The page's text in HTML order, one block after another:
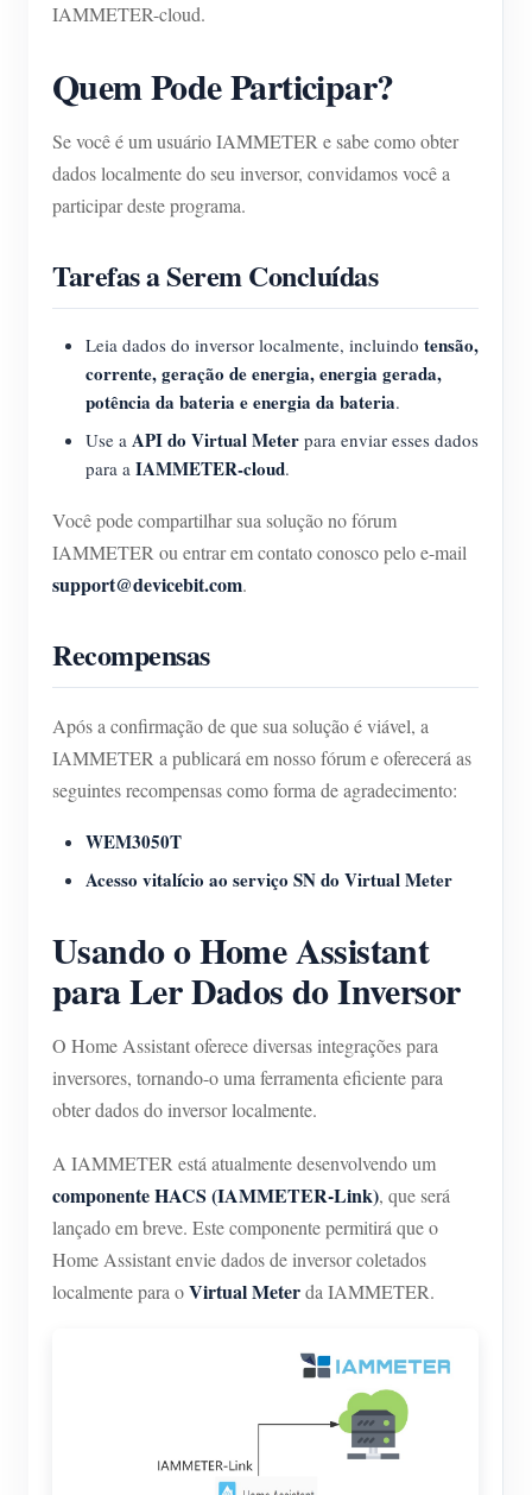
IAMMETER-cloud.
Quem Pode Participar?
Se você é um usuário IAMMETER e sabe como obter
dados localmente do seu inversor, convidamos você a
participar deste programa.
Tarefas a Serem Concluídas
Leia dados do inversor localmente, incluindo tensão,
corrente, geração de energia, energia gerada,
potência da bateria e energia da bateria.
Use a API do Virtual Meter para enviar esses dados
para a IAMMETER-cloud.
Você pode compartilhar sua solução no fórum
IAMMETER ou entrar em contato conosco pelo e-mail
support@devicebit.com.
Recompensas
Após a confirmação de que sua solução é viável, a
IAMMETER a publicará em nosso fórum e oferecerá as
seguintes recompensas como forma de agradecimento:
WEM3050T
Acesso vitalício ao serviço SN do Virtual Meter
Usando o Home Assistant
para Ler Dados do Inversor
O Home Assistant oferece diversas integrações para
inversores, tornando-o uma ferramenta eficiente para
obter dados do inversor localmente.
A IAMMETER está atualmente desenvolvendo um
componente HACS (IAMMETER-Link), que será
lançado em breve. Este componente permitirá que o
Home Assistant envie dados de inversor coletados
localmente para oVirtual Meterda IAMMETER.